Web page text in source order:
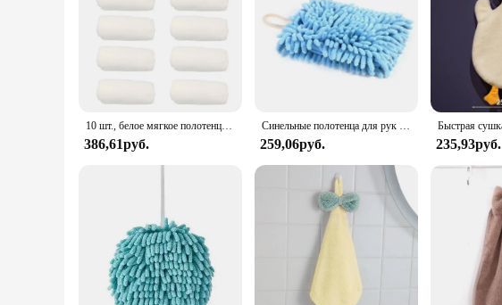
10 шт., белое мягкое полотенце из микрофибры для лица, банное полотенце для отеля, тряпки для мытья рук, портативное многофункциональное чистящее полотенце
386,61руб.
Синельные полотенца для рук для кухни ванной комнаты, полотенце с подвесными крючками, быстровпитывающие полотенца из микрофибры
259,06руб. 235,93руб.